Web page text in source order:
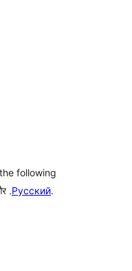
following
.Русский.